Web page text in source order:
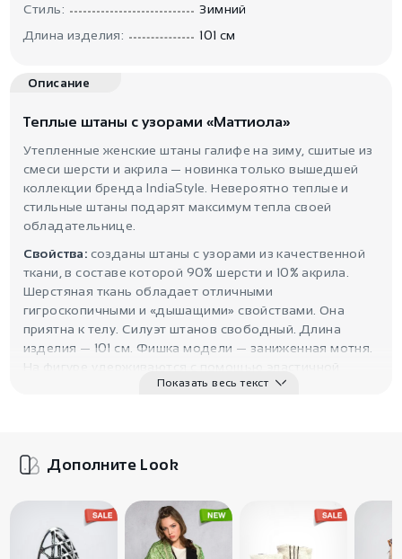
Стиль:
Зимний
Длина изделия:
101 см
Описание
Теплые штаны с узорами «Маттиола»
Утепленные женские штаны галифе на зиму, сшитые из
смеси шерсти и акрила — новинка только вышедшей
коллекции бренда IndiaStyle. Невероятно теплые и
стильные штаны подарят максимум тепла своей
обладательнице.
Свойства: созданы штаны с узорами из качественной
ткани, в составе которой 90% шерсти и 10% акрила.
Шерстяная ткань обладает отличными
гигроскопичными и «дышащими» свойствами. Она
приятна к телу. Силуэт штанов свободный. Длина
изделия — 101 см. Фишка модели — заниженная мотня.
На фигуре удерживаются с помощью эластичной
резинки, вшитой в пояс. По бокам расположены два
удовольствием носили одежду разных культур мира.
Показать весь текст
Дополните Look